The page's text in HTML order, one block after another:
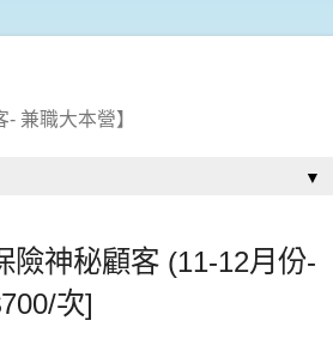
- 兼職大本營】
▼
險神秘顧客 (11-12月份-
次]